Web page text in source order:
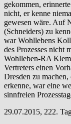
gekommen,
nicht, er kenne
gewesen wäre. Auf
(Schneiders) zu
war Wohllebens
des Prozesses nicht
Wohlleben-RA
Vertreters einen
Dresden zu
erkenne, war eine
sinnfreien
29.07.2015, 222.